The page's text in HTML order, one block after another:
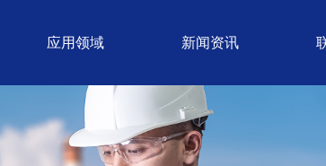
应用领域 新闻资讯